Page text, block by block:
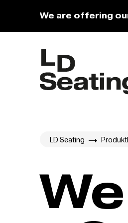
We are offering
LD Seating
Web